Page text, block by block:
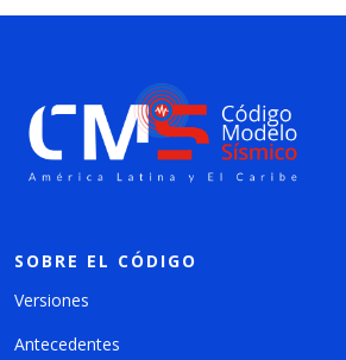
SOBRE EL CÓDIGO
Versiones
Antecedentes